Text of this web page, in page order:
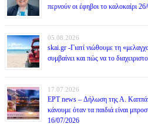
περνούν οι έφηβοι το καλοκαίρι
05.08.2026
skai.gr -Γιατί νιώθουμε τη
συμβαίνει και πώς να το
17.07.2026
ΕΡΤ news – Δήλωση της Α.
κάνουμε όταν τα παιδιά είναι
16/07/2026